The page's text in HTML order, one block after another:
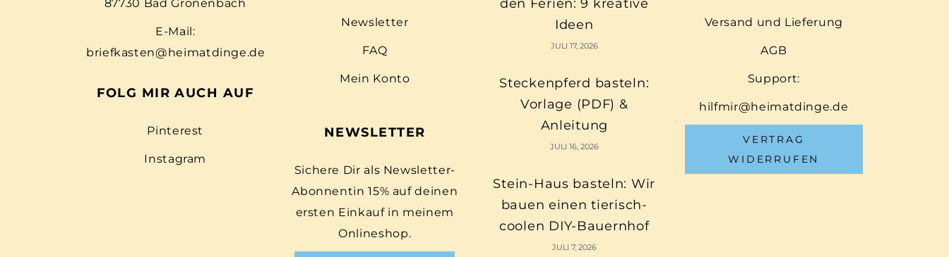
87730 Bad Grönenbach
E-Mail:
briefkasten@heimatdinge.de
FOLG MIR AUCH AUF
Pinterest
Instagram
Newsletter
FAQ
Mein Konto
NEWSLETTER
Sichere Dir als Newsletter-
Abonnentin 15% auf deinen
ersten Einkauf in meinem
Onlineshop.
den Ferien: 9 kreative
Ideen
JULI 17, 2026
Steckenpferd basteln:
Vorlage (PDF) &
Anleitung
JULI 16, 2026
Stein-Haus basteln: Wir
bauen einen tierisch-
coolen DIY-Bauernhof
JULI 7, 2026
Versand und Lieferung
AGB
Support:
hilfmir@heimatdinge.de
VERTRAG
WIDERRUFEN